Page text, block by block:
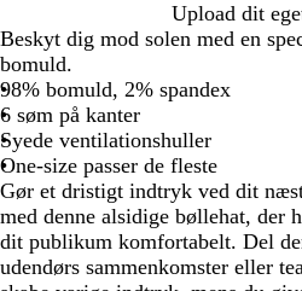
o
r
t
r
a
n
g
e
v
i
d
a
r
i
n
e
b
l
å
y
s
e
r
ø
d
a
k
i
r
å
ø
d
y
r
e
n
i
r
b
l
å
r
ø
n
g
l
ø
d
r
y
d
r
e
t
k
o
r
a
Upload dit
Beskyt dig mod solen med en
bomuld.
98% bomuld, 2% spandex
6 søm på kanter
Syede ventilationshuller
One-size passer de fleste
Gør et dristigt indtryk ved dit
med denne alsidige bøllehat, der
dit publikum komfortabelt. Del
udendørs sammenkomster eller